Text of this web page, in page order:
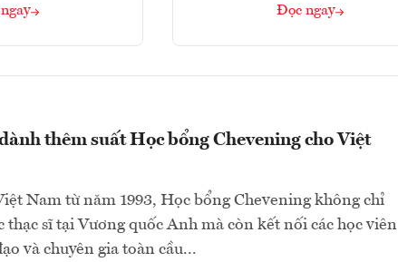
Đọc ngay
thêm suất Học bổng Chevening cho Việt
Nam từ năm 1993, Học bổng Chevening không chỉ
thạc sĩ tại Vương quốc Anh mà còn kết nối các học viên
và chuyên gia toàn cầu...